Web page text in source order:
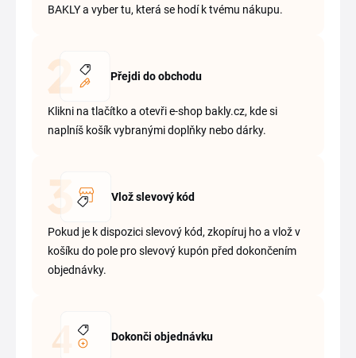
BAKLY a vyber tu, která se hodí k tvému nákupu.
Přejdi do obchodu
Klikni na tlačítko a otevři e-shop bakly.cz, kde si
naplníš košík vybranými doplňky nebo dárky.
Vlož slevový kód
Pokud je k dispozici slevový kód, zkopíruj ho a vlož v
košíku do pole pro slevový kupón před dokončením
objednávky.
Dokonči objednávku